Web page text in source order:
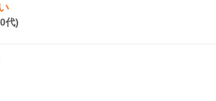
代)